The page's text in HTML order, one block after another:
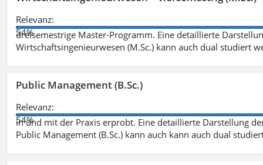
Relevanz:
54%
dreisemestrige Master-Programm. Eine detaillierte
Wirtschaftsingenieurwesen (M.Sc.) kann auch dual studiert
Public Management (B.Sc.)
Relevanz:
54%
in und mit der Praxis erprobt. Eine detaillierte Darstellung
Public Management (B.Sc.) kann auch kann auch dual